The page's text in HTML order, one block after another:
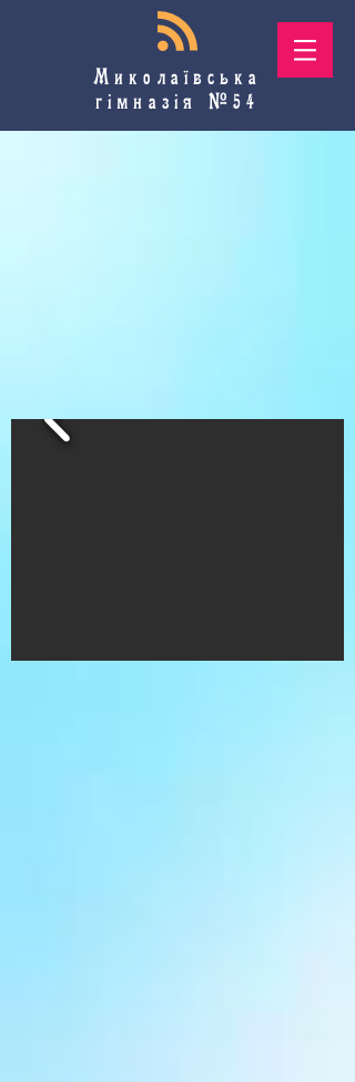
Миколаївська
гімназія №54